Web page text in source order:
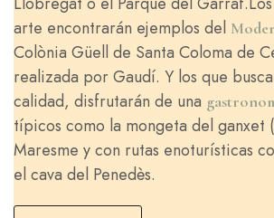
arte encontrarán ejemplos del
Colònia Güell de Santa Coloma de
realizada por Gaudí. Y los que
calidad, disfrutarán de una
típicos como la mongeta del ganxet
Maresme y con rutas enoturísticas
el cava del Penedès.